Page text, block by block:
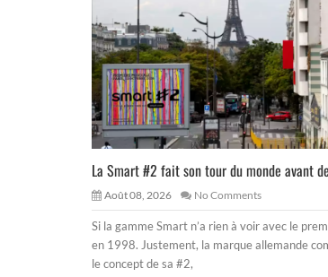
La Smart #2 fait son tour du monde avant
Août 08, 2026 No Comments
Si la gamme Smart n’a rien à voir avec le
en 1998. Justement, la marque allemande
le concept de sa #2,